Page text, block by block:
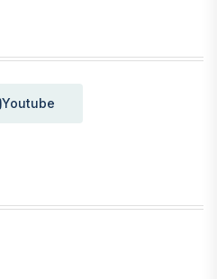
Youtube